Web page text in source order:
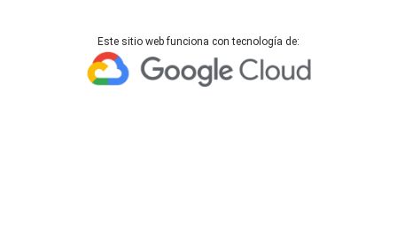
Este sitio web funciona con tecnología de: